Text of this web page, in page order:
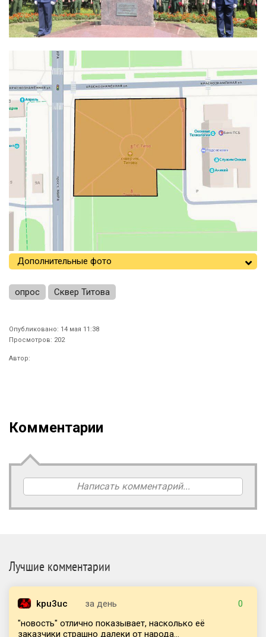
Дополнительные фото
опрос Сквер Титова
Опубликовано: 14 мая 11:38
Просмотров: 202
Автор:
Комментарии
Написать комментарий...
Лучшие комментарии
kpu3uc за день
0
"новость" отлично показывает, насколько её
заказчики страшно далеки от народа...